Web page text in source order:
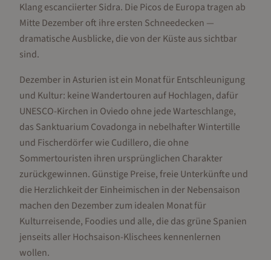
Klang escanciierter Sidra. Die Picos de Europa tragen ab
Mitte Dezember oft ihre ersten Schneedecken —
dramatische Ausblicke, die von der Küste aus sichtbar
sind.
Dezember in Asturien ist ein Monat für Entschleunigung
und Kultur: keine Wandertouren auf Hochlagen, dafür
UNESCO-Kirchen in Oviedo ohne jede Warteschlange,
das Sanktuarium Covadonga in nebelhafter Wintertille
und Fischerdörfer wie Cudillero, die ohne
Sommertouristen ihren ursprünglichen Charakter
zurückgewinnen. Günstige Preise, freie Unterkünfte und
die Herzlichkeit der Einheimischen in der Nebensaison
machen den Dezember zum idealen Monat für
Kulturreisende, Foodies und alle, die das grüne Spanien
jenseits aller Hochsaison-Klischees kennenlernen
wollen.